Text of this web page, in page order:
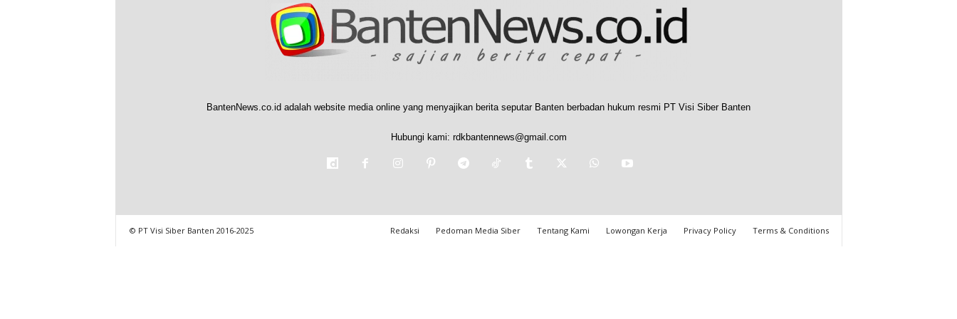
BantenNews.co.id adalah website media online yang menyajikan berita seputar Banten berbadan hukum resmi PT Visi Siber Banten
Hubungi kami: rdkbantennews@gmail.com
Redaksi Pedoman Media Siber Tentang Kami Lowongan Kerja Privacy Policy Terms & Conditions
© PT Visi Siber Banten 2016-2025